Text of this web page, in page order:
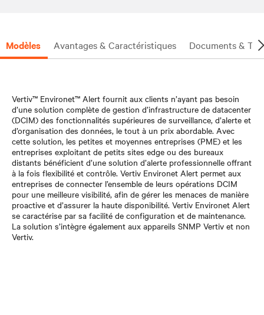
Modèles Avantages & Caractéristiques Documents &
Vertiv™ Environet™ Alert fournit aux clients n’ayant pas besoin
d’une solution complète de gestion d’infrastructure de datacenter
(DCIM) des fonctionnalités supérieures de surveillance, d’alerte et
d’organisation des données, le tout à un prix abordable. Avec
cette solution, les petites et moyennes entreprises (PME) et les
entreprises exploitant de petits sites edge ou des bureaux
distants bénéficient d’une solution d’alerte professionnelle offrant
à la fois flexibilité et contrôle. Vertiv Environet Alert permet aux
entreprises de connecter l’ensemble de leurs opérations DCIM
pour une meilleure visibilité, afin de gérer les menaces de manière
proactive et d’assurer la haute disponibilité. Vertiv Environet Alert
se caractérise par sa facilité de configuration et de maintenance.
La solution s’intègre également aux appareils SNMP Vertiv et non
Vertiv.